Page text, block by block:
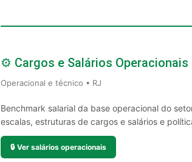
⚙️ Cargos e Salários Operacionais
Operacional e técnico • RJ
Benchmark salarial da base operacional do
escalas, estruturas de cargos e salários e
🔒 Ver salários operacionais